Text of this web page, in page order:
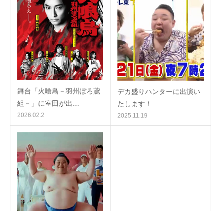
舞台「火喰鳥－羽州ぼろ鳶
組－」に室田が出…
2026.02.2
デカ盛りハンターに出演い
たします！
2025.11.19